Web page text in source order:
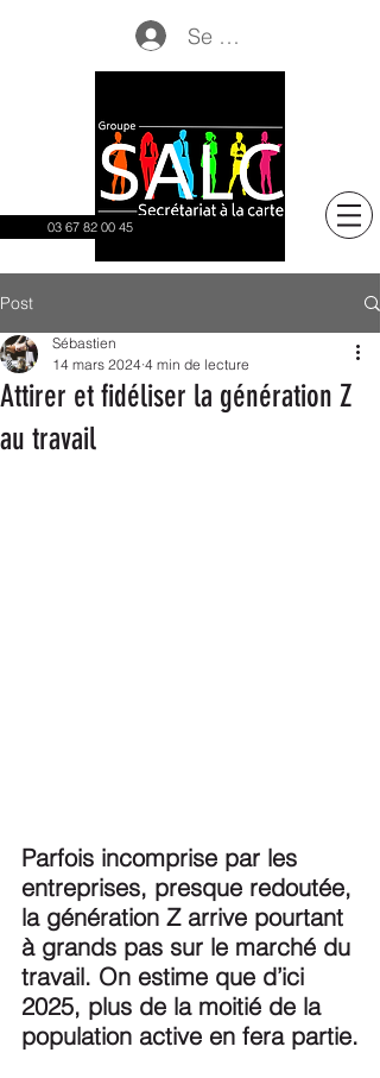
Se connecter
03 67 82 00 45
Post
Attirer et fidéliser la génération Z
au travail
Sébastien
14 mars 2024 4 min de lecture
Parfois incomprise par les
entreprises, presque redoutée,
la génération Z arrive pourtant
à grands pas sur le marché du
travail. On estime que d’ici
2025, plus de la moitié de la
population active en fera partie.